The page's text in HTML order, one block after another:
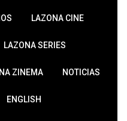
LAZONA CINE
LAZONA SERIES
ZINEMA NOTICIAS
ENGLISH